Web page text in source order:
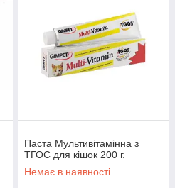
Паста Мультивітамінна з
ТГОС для кішок 200 г.
Немає в наявності